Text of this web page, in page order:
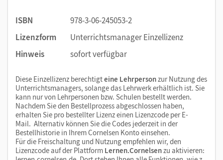
ISBN
978-3-06-245053-2
Lizenzform
Unterrichtsmanager Einzellizenz
Hinweis
sofort verfügbar
Diese Einzellizenz berechtigteine Lehrpersonzur Nutzung des
Unterrichtsmanagers, solange das Lehrwerk erhältlich ist. Sie
kann nur von Lehrpersonen bzw. Schulen bestellt werden.
Nachdem Sie den Bestellprozess abgeschlossen haben,
erhalten Sie pro bestellter Lizenz einen Lizenzcode per E-
Mail. Alternativ können Sie die Codes jederzeit in der
Bestellhistorie in Ihrem Cornelsen Konto einsehen.
Für die Freischaltung und Nutzung empfehlen wir, den
Lizenzcode auf der Plattform Lernen.Cornelsenzu aktivieren: